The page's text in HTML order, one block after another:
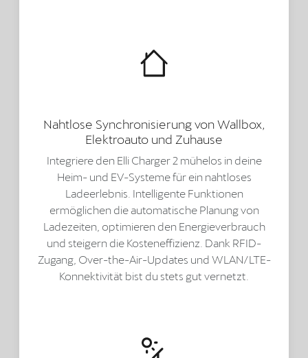
Nahtlose Synchronisierung von Wallbox,
Elektroauto und Zuhause
Integriere den Elli Charger 2 mühelos in deine
Heim- und EV-Systeme für ein nahtloses
Ladeerlebnis. Intelligente Funktionen
ermöglichen die automatische Planung von
Ladezeiten, optimieren den Energieverbrauch
und steigern die Kosteneffizienz. Dank RFID-
Zugang, Over-the-Air-Updates und WLAN/LTE-
Konnektivität bist du stets gut vernetzt.